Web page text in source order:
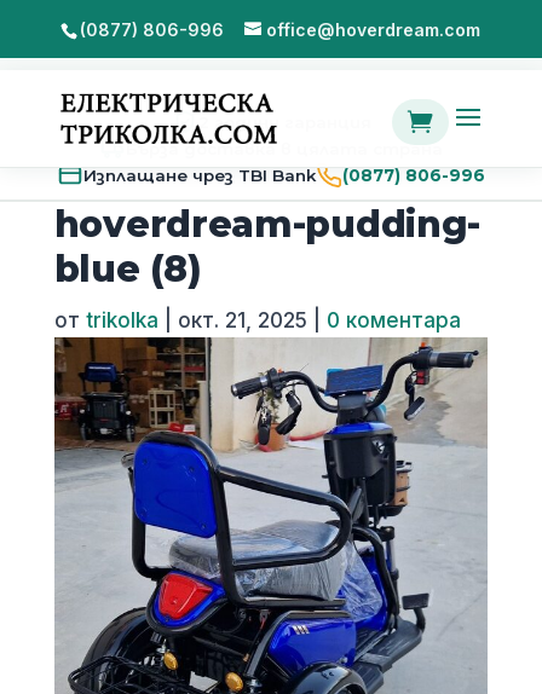
(0877) 806-996 office@hoverdream.com

2 години гаранция
Бърза доставка в цялата страна
Изплащане чрез TBI Bank
(0877) 806-996
hoverdream-pudding-
blue (8)
от trikolka окт. 21, 2025 0 коментара